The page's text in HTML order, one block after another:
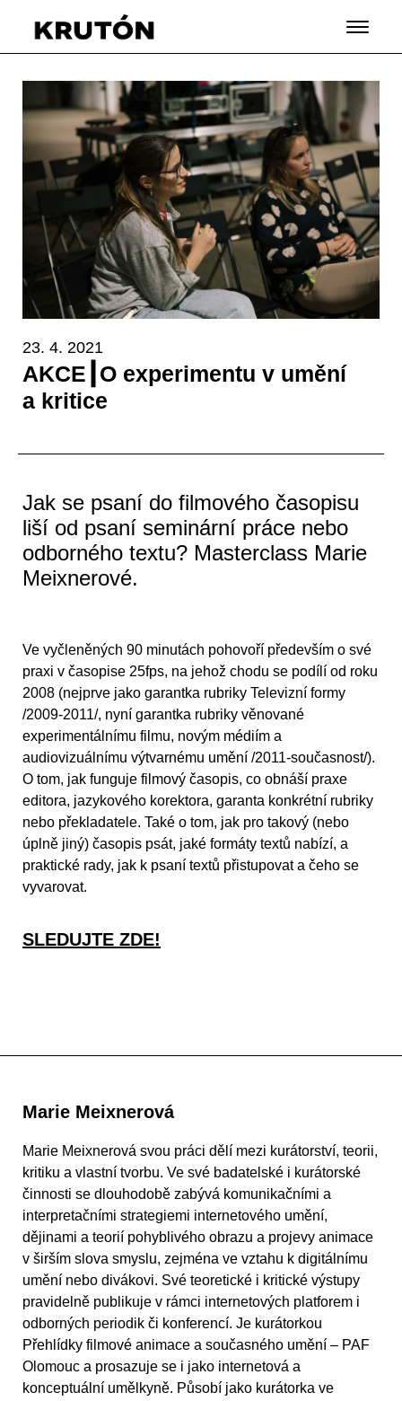
23. 4. 2021
AKCE┃O experimentu v umění
a kritice
Jak se psaní do filmového časopisu
liší od psaní seminární práce nebo
odborného textu? Masterclass Marie
Meixnerové.
Ve vyčleněných 90 minutách pohovoří především o své
praxi v časopise 25fps, na jehož chodu se podílí od roku
2008 (nejprve jako garantka rubriky Televizní formy
/2009-2011/, nyní garantka rubriky věnované
experimentálnímu filmu, novým médiím a
audiovizuálnímu výtvarnému umění /2011-současnost/).
O tom, jak funguje filmový časopis, co obnáší praxe
editora, jazykového korektora, garanta konkrétní rubriky
nebo překladatele. Také o tom, jak pro takový (nebo
úplně jiný) časopis psát, jaké formáty textů nabízí, a
praktické rady, jak k psaní textů přistupovat a čeho se
vyvarovat.
SLEDUJTE ZDE!
Marie Meixnerová
Marie Meixnerová svou práci dělí mezi kurátorství, teorii,
kritiku a vlastní tvorbu. Ve své badatelské i kurátorské
činnosti se dlouhodobě zabývá komunikačními a
interpretačními strategiemi internetového umění,
dějinami a teorií pohyblivého obrazu a projevy animace
v širším slova smyslu, zejména ve vztahu k digitálnímu
umění nebo divákovi. Své teoretické i kritické výstupy
pravidelně publikuje v rámci internetových platforem i
odborných periodik či konferencí. Je kurátorkou
Přehlídky filmové animace a současného umění – PAF
Olomouc a prosazuje se i jako internetová a
konceptuální umělkyně. Působí jako kurátorka ve